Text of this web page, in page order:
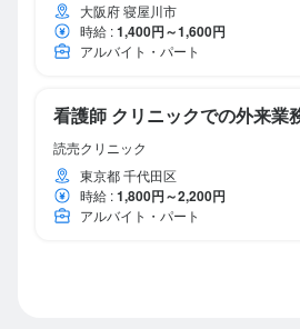
大阪府 寝屋川市
時給 :1,400円～1,600円
アルバイト・パート
看護師 クリニックでの外来業
読売クリニック
東京都 千代田区
時給 :1,800円～2,200円
アルバイト・パート